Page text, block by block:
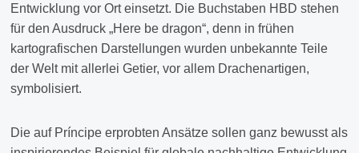
Entwicklung vor Ort einsetzt. Die Buchstaben HBD stehen
für den Ausdruck „Here be dragon“, denn in frühen
kartografischen Darstellungen wurden unbekannte Teile
der Welt mit allerlei Getier, vor allem Drachenartigen,
symbolisiert.
Die auf Príncipe erprobten Ansätze sollen ganz bewusst als